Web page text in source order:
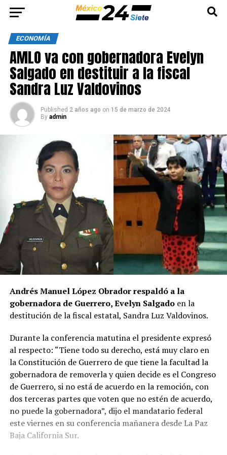
ECONOMÍA
AMLO va con gobernadora Evelyn
Salgado en destituir a la fiscal
Sandra Luz Valdovinos
Published 2 años ago on 15 de marzo de 2024
By admin
Andrés Manuel López Obrador respaldó a la
gobernadora de Guerrero, Evelyn Salgadoen la
destitución de la fiscal estatal, Sandra Luz Valdovinos.
Durante la conferencia matutina el presidente expresó
al respecto: “Tiene todo su derecho, está muy claro en
la Constitución de Guerrero de que tiene la facultad la
gobernadora de removerla y quien decide es el Congreso
de Guerrero, si no está de acuerdo en la remoción, con
dos terceras partes que voten que no estén de acuerdo,
no puede la gobernadora”, dijo el mandatario federal
este viernes en su conferencia mañanera desde La Paz
Baja California Sur.